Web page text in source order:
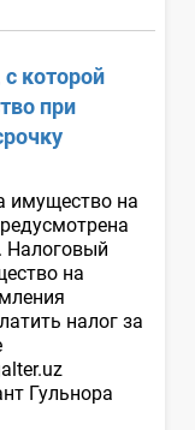
которой
при
имущество на
Налоговый
на
налог за
Гульнора